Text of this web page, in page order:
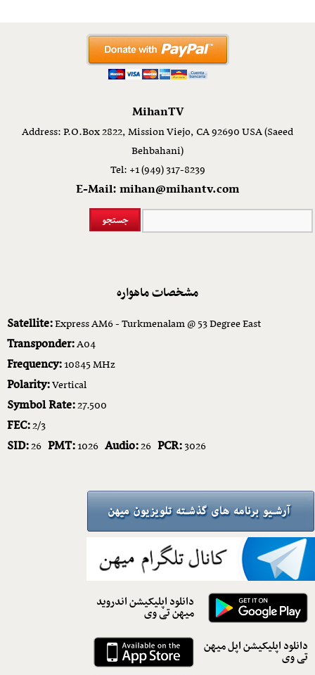
MihanTV
Address: P.O.Box 2822, Mission Viejo, CA 92690 USA (Saeed
Behbahani)
Tel: +1 (949) 317-8239
E-Mail: mihan@mihantv.com
مشخصات ماهواره
Satellite:Express AM6 - Turkmenalam @ 53 Degree East
Transponder:A04
Frequency:10845 MHz
Polarity:Vertical
Symbol Rate:27.500
FEC:2/3
SID:26 PMT:1026 Audio:26 PCR:3026
دانلود اپلیکیشن اندروید
میهن تی وی
دانلود اپلیکیشن اپل میهن
تی وی